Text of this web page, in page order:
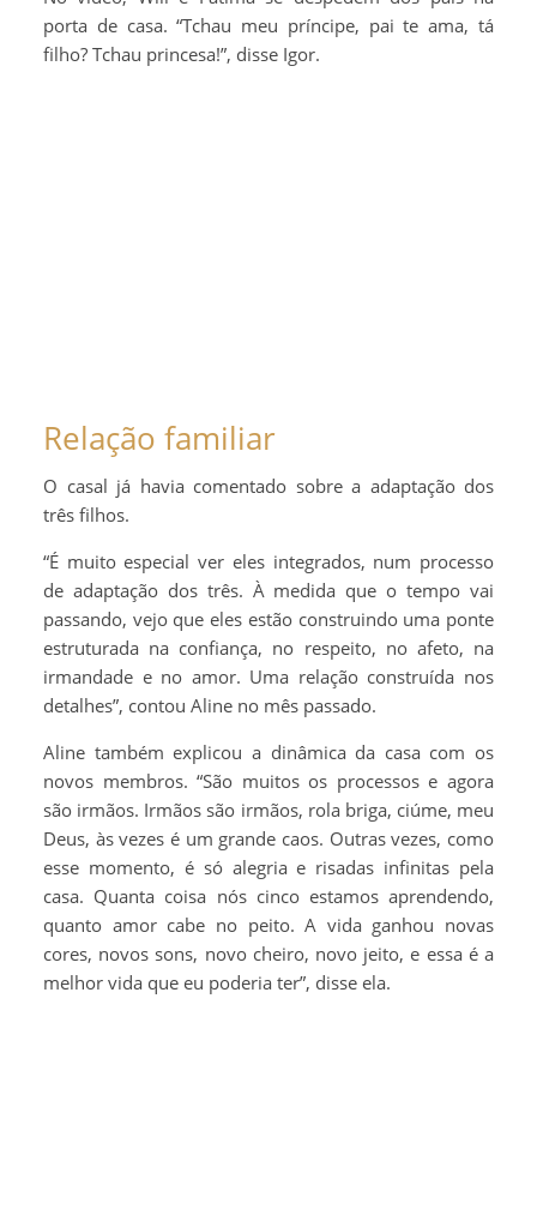
porta de casa. “Tchau meu príncipe, pai te ama, tá
filho? Tchau princesa!”, disse Igor.
Relação familiar
O casal já havia comentado sobre a adaptação dos
três filhos.
“É muito especial ver eles integrados, num processo
de adaptação dos três. À medida que o tempo vai
passando, vejo que eles estão construindo uma ponte
estruturada na confiança, no respeito, no afeto, na
irmandade e no amor. Uma relação construída nos
detalhes”, contou Aline no mês passado.
Aline também explicou a dinâmica da casa com os
novos membros. “São muitos os processos e agora
são irmãos. Irmãos são irmãos, rola briga, ciúme, meu
Deus, às vezes é um grande caos. Outras vezes, como
esse momento, é só alegria e risadas infinitas pela
casa. Quanta coisa nós cinco estamos aprendendo,
quanto amor cabe no peito. A vida ganhou novas
cores, novos sons, novo cheiro, novo jeito, e essa é a
melhor vida que eu poderia ter”, disse ela.